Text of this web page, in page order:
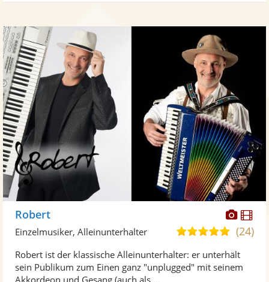
Fotos
Robert
5,0
5
(24)
Einzelmusiker, Alleinunterhalter
Robert ist der klassische Alleinunterhalter: er unterhält
sein Publikum zum Einen ganz "unplugged" mit seinem
Akkordeon und Gesang (auch als ...